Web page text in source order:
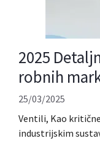
2025
robnih
25/03/2025
Ventili, Kao
industrijskim